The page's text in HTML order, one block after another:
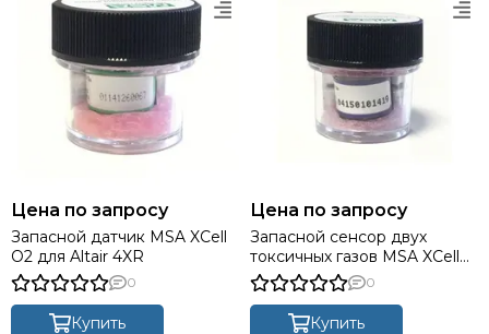
Цена по запросу
Запасной датчик MSA XCell
O2 для Altair 4XR
0
Купить
Цена по запросу
Запасной сенсор двух
токсичных газов MSA XCell
CO/H2S для Altair 4XR
0
Купить